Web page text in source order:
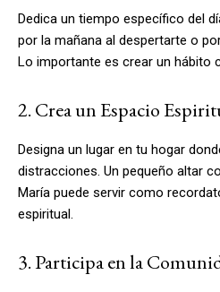
Dedica un tiempo específico del
por la mañana al despertarte o
Lo importante es crear un hábito
2. Crea un Espacio
Designa un lugar en tu hogar
distracciones. Un pequeño altar
María puede servir como
espiritual.
3. Participa en la